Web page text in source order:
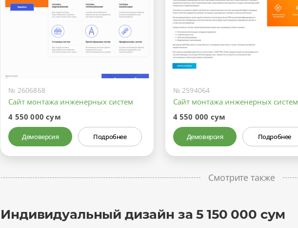
№ 2606868
Сайт монтажа инженерных систем
4 550 000 сум
Демоверсия Подробнее
№ 2594064
Сайт монтажа инженерных систем
4 550 000 сум
Демоверсия Подробнее
Смотрите также
Индивидуальный дизайн за 5 150 000 сум